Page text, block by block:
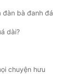
đàn bà đanh đá
dài?
chuyện hưu